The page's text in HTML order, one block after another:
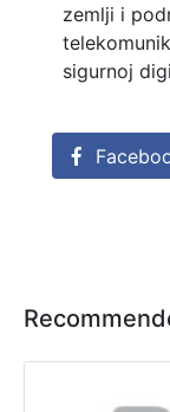
zemlji i
sigurnoj